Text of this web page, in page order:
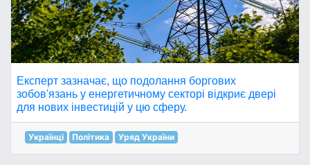
Експерт зазначає, що подолання боргових
зобов'язань у енергетичному секторі відкриє двері
для нових інвестицій у цю сферу.
Українці Політика Уряд України